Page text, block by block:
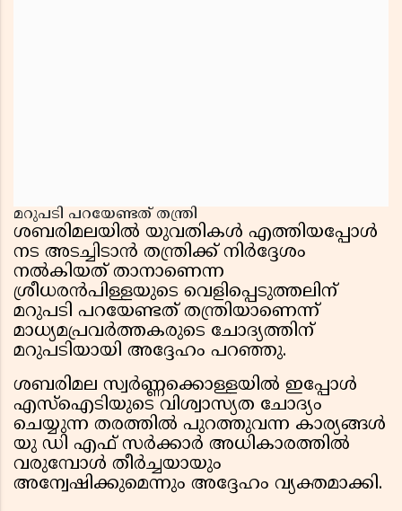
മറുപടി പറയേണ്ടത് തന്ത്രി
ശബരിമലയിൽ യുവതികൾ എത്തിയപ്പോൾ
നട അടച്ചിടാൻ തന്ത്രിക്ക് നിർദ്ദേശം
നൽകിയത് താനാണെന്ന
ശ്രീധരൻപിള്ളയുടെ വെളിപ്പെടുത്തലിന്
മറുപടി പറയേണ്ടത് തന്ത്രിയാണെന്ന്
മാധ്യമപ്രവർത്തകരുടെ ചോദ്യത്തിന്
മറുപടിയായി അദ്ദേഹം പറഞ്ഞു.
ശബരിമല സ്വർണ്ണക്കൊള്ളയിൽ ഇപ്പോൾ
എസ്‌ഐടിയുടെ വിശ്വാസ്യത ചോദ്യം
ചെയ്യുന്ന തരത്തിൽ പുറത്തുവന്ന കാര്യങ്ങൾ
യു ഡി എഫ് സർക്കാർ അധികാരത്തിൽ
വരുമ്പോൾ തീർച്ചയായും
അന്വേഷിക്കുമെന്നും അദ്ദേഹം വ്യക്തമാക്കി.